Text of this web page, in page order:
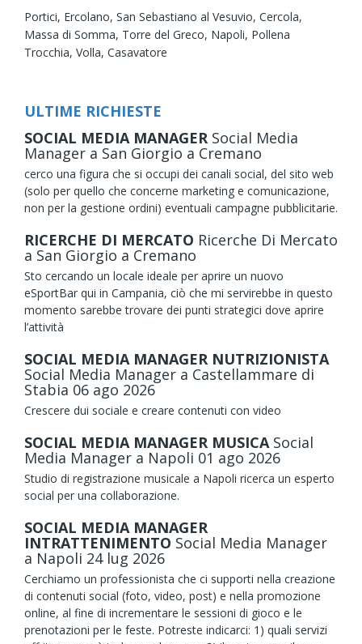
Portici, Ercolano, San Sebastiano al Vesuvio, Cercola,
Massa di Somma, Torre del Greco, Napoli, Pollena
Trocchia, Volla, Casavatore
ULTIME RICHIESTE
SOCIAL MEDIA MANAGER Social Media
Manager a San Giorgio a Cremano
cerco una figura che si occupi dei canali social, del sito web
(solo per quello che concerne marketing e comunicazione,
non per la gestione ordini) eventuali campagne pubblicitarie.
RICERCHE DI MERCATO Ricerche Di Mercato
a San Giorgio a Cremano
Sto cercando un locale ideale per aprire un nuovo
eSportBar qui in Campania, ciò che mi servirebbe in questo
momento sarebbe trovare dei punti strategici dove aprire
l’attività
SOCIAL MEDIA MANAGER NUTRIZIONISTA
Social Media Manager a Castellammare di
Stabia 06 ago 2026
Crescere dui sociale e creare contenuti con video
SOCIAL MEDIA MANAGER MUSICA Social
Media Manager a Napoli 01 ago 2026
Studio di registrazione musicale a Napoli ricerca un esperto
social per una collaborazione.
SOCIAL MEDIA MANAGER
INTRATTENIMENTO Social Media Manager
a Napoli 24 lug 2026
Cerchiamo un professionista che ci supporti nella creazione
di contenuti social (foto, video, post) e nella promozione
online, al fine di incrementare le sessioni di gioco e le
prenotazioni per le feste. Potreste indicarci: 1) quali servizi